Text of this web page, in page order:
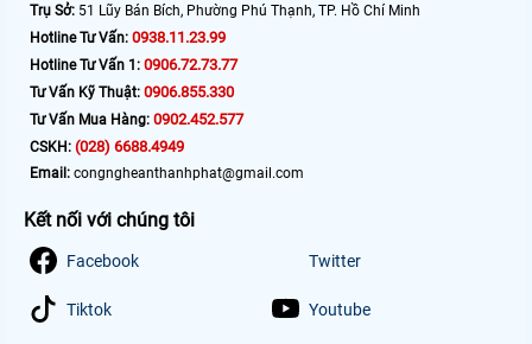
Trụ Sở: 51 Lũy Bán Bích, Phường Phú Thạnh, TP. Hồ Chí Minh
Hotline Tư Vấn: 0938.11.23.99
Hotline Tư Vấn 1: 0906.72.73.77
Tư Vấn Kỹ Thuật: 0906.855.330
Tư Vấn Mua Hàng: 0902.452.577
CSKH: (028) 6688.4949
Email: congngheanthanhphat@gmail.com
Kết nối với chúng tôi
Facebook Twitter
Tiktok Youtube